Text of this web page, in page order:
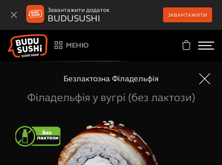
Завантажити додаток
BUDUSUSHI ЗАВАНТАЖИТИ
МЕНЮ
Безлактозна Філадельфія
Філадельфія у вугрі (без лактози)